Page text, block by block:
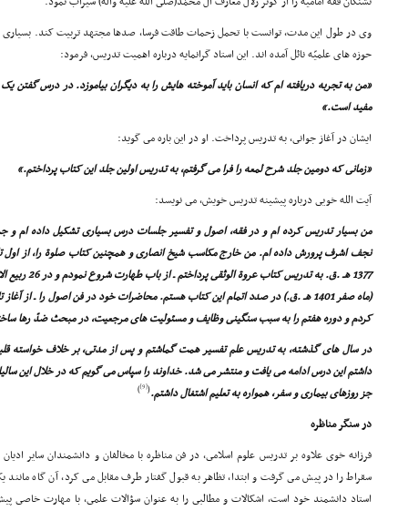
وى در طول این مدت، توانست با تحمل زحمات طاقت فرسا، صدها مجتهد تربیت کند. بسیارى
حوزه هاى علمیّه نائل آمده اند. این استاد گرانمایه درباره اهمیت تدریس، فرمود:
«من به تجربه دریافته ام که انسان باید آموخته هایش را به دیگران بیاموزد. در درس
مفید است.»
ایشان در آغاز جوانى، به تدریس پرداخت. او در این باره مى گوید:
«زمانى که دومین جلد شرح لمعه را فرا مى گرفتم، به تدریس اولین جلد این کتاب پرداختم.»
آیت الله خویى درباره پیشینه تدریس خویش، مى نویسد:
من بسیار تدریس کرده ام و در فقه، اصول و تفسیر جلسات درس بسیارى تشکیل داده ام و
(ماه صفر 1401 هـ .ق.) در صدد اتمام این کتاب هستم. محاضرات خود در فن اصول را ـ از
کردم و دوره هفتم را به سبب سنگینى وظایف و مسئولیت هاى مرجعیت، در مبحث ضدّ رها
در سال هاى گذشته، به تدریس علم تفسیر همت گماشتم و پس از مدتى، بر خلاف خواسته
داشتم این درس ادامه مى یافت و منتشر مى شد. خداوند را سپاس مى گویم که در خلال این
جز روزهاى بیمارى و سفر، همواره به تعلیم اشتغال داشتم.(
[9]
)
در سنگر مناظره
فرزانه خوى علاوه بر تدریس علوم اسلامى، در فن مناظره با مخالفان و دانشمندان سایر
سقراط را در پیش مى گرفت و ابتدا، تظاهر به قبول گفتار طرف مقابل مى کرد، آن گاه
استاد دانشمند خود است، اشکالات و مطالبى را به عنوان سؤالات علمى، با مهارت